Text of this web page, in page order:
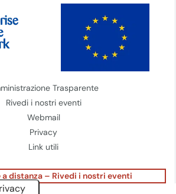
Trasparente
Rivedi i nostri eventi
Webmail
Privacy
Link utili
a distanza – Rivedi i nostri eventi